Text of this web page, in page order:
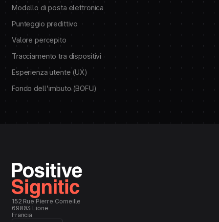
Modello di posta elettronica
Punteggio predittivo
Valore percepito
Tracciamento tra dispositivi
Esperienza utente (UX)
Fondo dell'imbuto (BOFU)
152 Rue Pierre Corneille
69003 Lione
Francia